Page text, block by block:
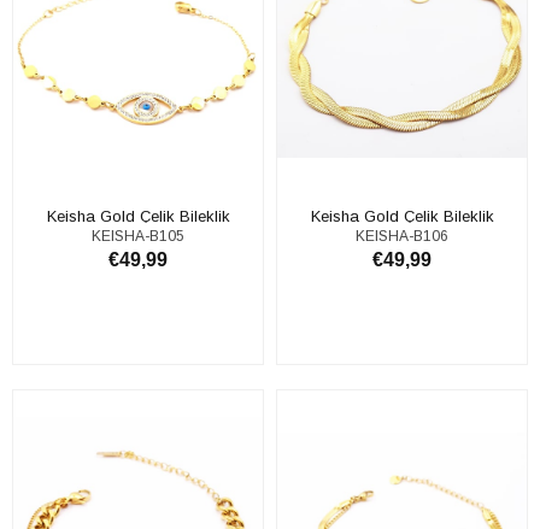
Keisha Gold Çelik Bileklik
KEISHA-B105
€49,99
Keisha Gold Çelik Bileklik
KEISHA-B106
€49,99